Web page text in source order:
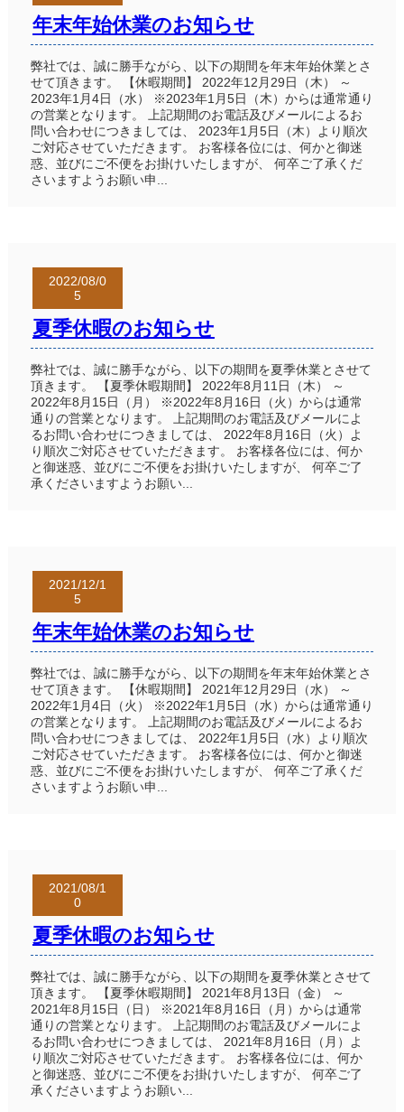
年末年始休業のお知らせ
弊社では、誠に勝手ながら、以下の期間を年末年始休業とさ
せて頂きます。 【休暇期間】 2022年12月29日（木） ～
2023年1月4日（水） ※2023年1月5日（木）からは通常通り
の営業となります。 上記期間のお電話及びメールによるお
問い合わせにつきましては、 2023年1月5日（木）より順次
ご対応させていただきます。 お客様各位には、何かと御迷
惑、並びにご不便をお掛けいたしますが、 何卒ご了承くだ
さいますようお願い申...
2022/08/0
5
夏季休暇のお知らせ
弊社では、誠に勝手ながら、以下の期間を夏季休業とさせて
頂きます。 【夏季休暇期間】 2022年8月11日（木） ～
2022年8月15日（月） ※2022年8月16日（火）からは通常
通りの営業となります。 上記期間のお電話及びメールによ
るお問い合わせにつきましては、 2022年8月16日（火）よ
り順次ご対応させていただきます。 お客様各位には、何か
と御迷惑、並びにご不便をお掛けいたしますが、 何卒ご了
承くださいますようお願い...
2021/12/1
5
年末年始休業のお知らせ
弊社では、誠に勝手ながら、以下の期間を年末年始休業とさ
せて頂きます。 【休暇期間】 2021年12月29日（水） ～
2022年1月4日（火） ※2022年1月5日（水）からは通常通り
の営業となります。 上記期間のお電話及びメールによるお
問い合わせにつきましては、 2022年1月5日（水）より順次
ご対応させていただきます。 お客様各位には、何かと御迷
惑、並びにご不便をお掛けいたしますが、 何卒ご了承くだ
さいますようお願い申...
2021/08/1
0
夏季休暇のお知らせ
弊社では、誠に勝手ながら、以下の期間を夏季休業とさせて
頂きます。 【夏季休暇期間】 2021年8月13日（金） ～
2021年8月15日（日） ※2021年8月16日（月）からは通常
通りの営業となります。 上記期間のお電話及びメールによ
るお問い合わせにつきましては、 2021年8月16日（月）よ
り順次ご対応させていただきます。 お客様各位には、何か
と御迷惑、並びにご不便をお掛けいたしますが、 何卒ご了
承くださいますようお願い...